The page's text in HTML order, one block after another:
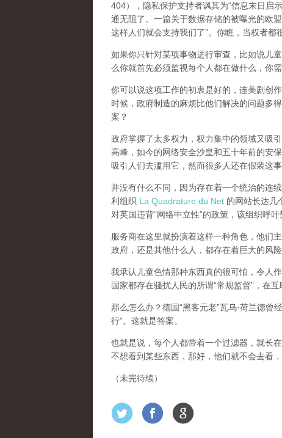
404），隐私保护支持者讽其为“信息末日启
通无阻了。一篇关于数据存储的被曝光的欧
这样人们就会支持我们了”。你瞧，当权者都
如果你只针对某项事物进行审查，比如说儿
么你就首先必须监视每个人都在做什么，你
你可以说这项工作的初衷是好的，连美剧创
时候，政府制造的麻烦比他们解决的问题多
案？
政府掌握了太多权力，权力集中的领域又吸
高峰， 如今的网络安全沙皇和五十年前的安
吸引人们去滥用它，然而很多人还在假装这
并没有什么不同，因为存在着一个统治的连
利组织 La Quadrature du Net 的网站长达几
对英国违背“网络中立性”的政策，该组织呼
服务商在这里就扮演着这样一种角色，他们
政府，还是其他什么人，都存在着巨大的风险
我承认儿童色情那种东西真的很可怕，令人
国家都存在骚扰人民的所谓“常规监督”，在
那么怎么办？德国“黑客元老”瓦乌·荷兰德曾
行”。这就是答案。
也就是说，每个人都带着一个过滤器，就长
不想看到某些东西，那好，他们就不会去看
（未完待续）